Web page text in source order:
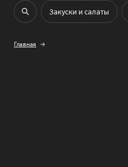
Закуски и салаты
Главная